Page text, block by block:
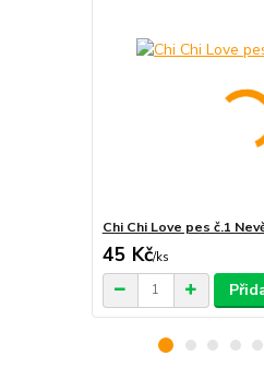
Chi Chi Love pes č.1
45 Kč/ks